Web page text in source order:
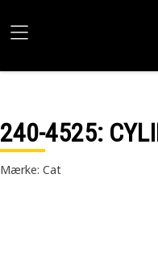
240-4525:
Mærke: Cat